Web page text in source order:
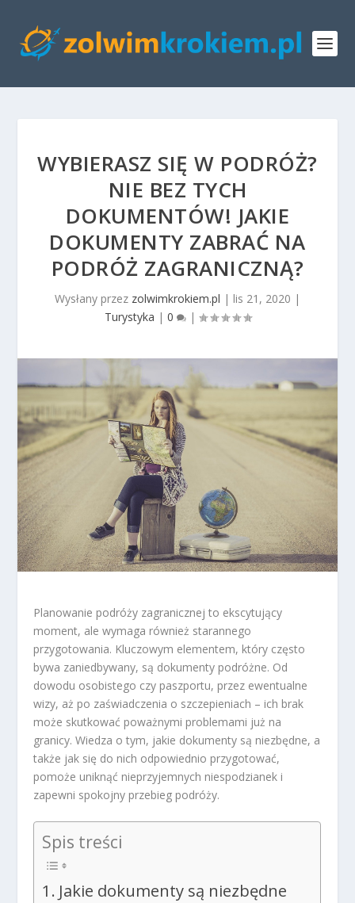
WYBIERASZ SIĘ W PODRÓŻ?
NIE BEZ TYCH
DOKUMENTÓW! JAKIE
DOKUMENTY ZABRAĆ NA
PODRÓŻ ZAGRANICZNĄ?
Wysłany przez zolwimkrokiem.pl | lis 21, 2020 |
Turystyka | 0 |
Planowanie podróży zagranicznej to ekscytujący
moment, ale wymaga również starannego
przygotowania. Kluczowym elementem, który często
bywa zaniedbywany, są dokumenty podróżne. Od
dowodu osobistego czy paszportu, przez ewentualne
wizy, aż po zaświadczenia o szczepieniach – ich brak
może skutkować poważnymi problemami już na
granicy. Wiedza o tym, jakie dokumenty są niezbędne, a
także jak się do nich odpowiednio przygotować,
pomoże uniknąć nieprzyjemnych niespodzianek i
zapewni spokojny przebieg podróży.
Spis treści
Jakie dokumenty są niezbędne